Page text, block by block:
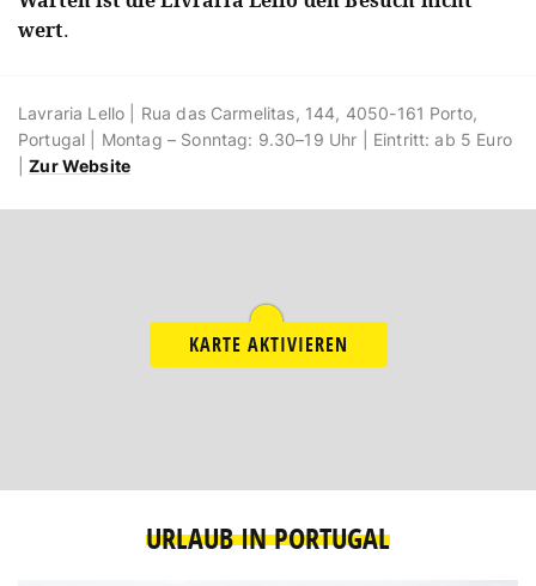
wert.
Lavraria Lello | Rua das Carmelitas, 144, 4050-161 Porto,
Portugal | Montag – Sonntag: 9.30–19 Uhr | Eintritt: ab 5 Euro
|Zur Website
KARTE AKTIVIEREN
URLAUB IN PORTUGAL